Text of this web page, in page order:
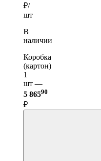
₽/
шт
В
наличии
Коробка
(картон)
1
шт —
5 86590
₽